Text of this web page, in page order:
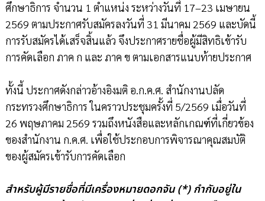
ศึกษาธิการ จำนวน 1 ตำแหน่ง ระหว่างวันที่ 17–23 เมษายน
2569 ตามประกาศรับสมัครลงวันที่ 31 มีนาคม 2569 และบัดนี้
การรับสมัครได้เสร็จสิ้นแล้ว จึงประกาศรายชื่อผู้มีสิทธิเข้ารับ
การคัดเลือก ภาค ก และ ภาค ข ตามเอกสารแนบท้ายประกาศ
ทั้งนี้ ประกาศดังกล่าวอ้างอิงมติ อ.ก.ค.ศ. สำนักงานปลัด
กระทรวงศึกษาธิการ ในคราวประชุมครั้งที่ 5/2569 เมื่อวันที่
26 พฤษภาคม 2569 รวมถึงหนังสือและหลักเกณฑ์ที่เกี่ยวข้อง
ของสำนักงาน ก.ค.ศ. เพื่อใช้ประกอบการพิจารณาคุณสมบัติ
ของผู้สมัครเข้ารับการคัดเลือก
สำหรับผู้มีรายชื่อที่มีเครื่องหมายดอกจัน (*) กำกับอยู่ใน